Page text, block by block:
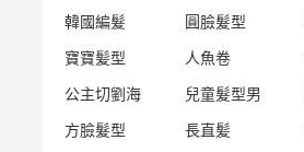
韓國編髮
圓臉髮型
寶寶髪型
人魚卷
公主切劉海
兒童髮型男
方臉髮型
長直髪